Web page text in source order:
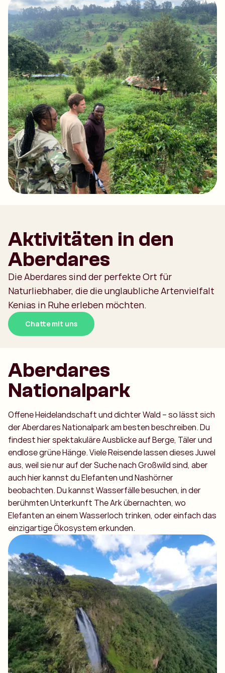
Aktivitäten in den
Aberdares
Die Aberdares sind der perfekte Ort für
Naturliebhaber, die die unglaubliche Artenvielfalt
Kenias in Ruhe erleben möchten.
Chatte mit uns
Aberdares
Nationalpark
Offene Heidelandschaft und dichter Wald – so lässt sich
der Aberdares Nationalpark am besten beschreiben. Du
findest hier spektakuläre Ausblicke auf Berge, Täler und
endlose grüne Hänge. Viele Reisende lassen dieses Juwel
aus, weil sie nur auf der Suche nach Großwild sind, aber
auch hier kannst du Elefanten und Nashörner
beobachten. Du kannst Wasserfälle besuchen, in der
berühmten Unterkunft The Ark übernachten, wo
Elefanten an einem Wasserloch trinken, oder einfach das
einzigartige Ökosystem erkunden.